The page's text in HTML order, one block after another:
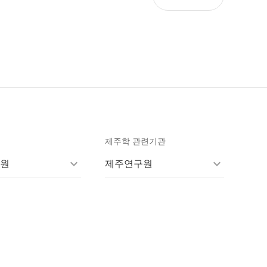
제주학 관련기관
제주연구원